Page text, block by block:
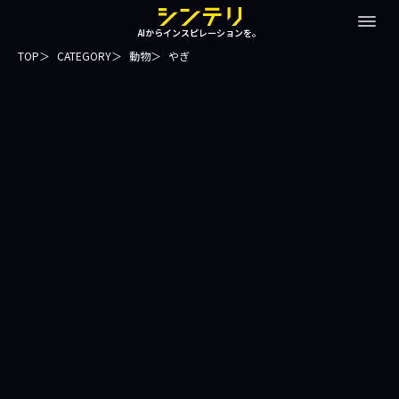
AIからインスピレーションを。
TOP CATEGORY 動物 やぎ